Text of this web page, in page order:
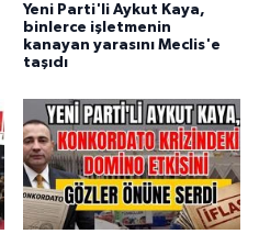
Yeni Parti'li Aykut Kaya,
binlerce işletmenin
kanayan yarasını Meclis'e
taşıdı